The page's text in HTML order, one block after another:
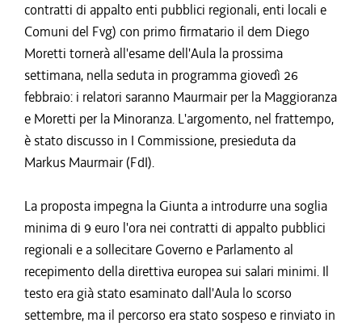
contratti di appalto enti pubblici regionali, enti locali e
Comuni del Fvg) con primo firmatario il dem Diego
Moretti tornerà all'esame dell'Aula la prossima
settimana, nella seduta in programma giovedì 26
febbraio: i relatori saranno Maurmair per la Maggioranza
e Moretti per la Minoranza. L'argomento, nel frattempo,
è stato discusso in I Commissione, presieduta da
Markus Maurmair (FdI).
La proposta impegna la Giunta a introdurre una soglia
minima di 9 euro l'ora nei contratti di appalto pubblici
regionali e a sollecitare Governo e Parlamento al
recepimento della direttiva europea sui salari minimi. Il
testo era già stato esaminato dall'Aula lo scorso
settembre, ma il percorso era stato sospeso e rinviato in